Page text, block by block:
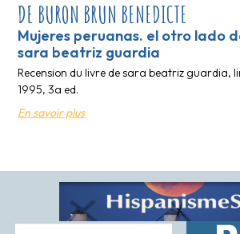
DE BURON BRUN BENEDICTE
Mujeres peruanas. el otro lado
sara beatriz guardia
Recension du livre de sara beatriz guardia,
1995, 3a ed.
En savoir plus